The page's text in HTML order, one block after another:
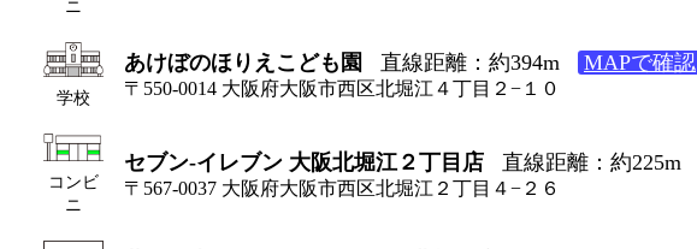
ニ
学校
あけぼのほりえこども園 直線距離：約394m MAPで確認
〒550-0014 大阪府大阪市西区北堀江４丁目２−１０
コンビ
ニ
セブン-イレブン 大阪北堀江２丁目店 直線距離：約225m
〒567-0037 大阪府大阪市西区北堀江２丁目４−２６